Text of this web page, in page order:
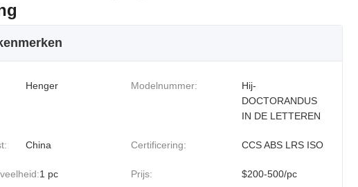
Henger Modelnummer:
Hij-
DOCTORANDUS
IN DE LETTEREN
China Certificering: CCS ABS LRS ISO
1 pc Prijs: $200-500/pc